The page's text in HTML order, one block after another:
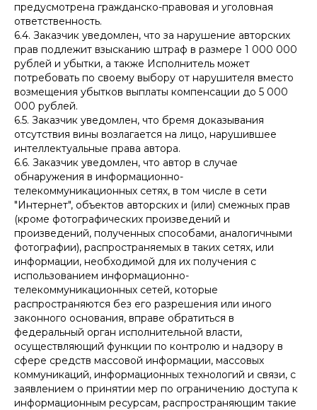
предусмотрена гражданско-правовая и уголовная
ответственность.
6.4. Заказчик уведомлен, что за нарушение авторских
прав подлежит взысканию штраф в размере 1 000 000
рублей и убытки, а также Исполнитель может
потребовать по своему выбору от нарушителя вместо
возмещения убытков выплаты компенсации до 5 000
000 рублей.
6.5. Заказчик уведомлен, что бремя доказывания
отсутствия вины возлагается на лицо, нарушившее
интеллектуальные права автора.
6.6. Заказчик уведомлен, что автор в случае
обнаружения в информационно-
телекоммуникационных сетях, в том числе в сети
"Интернет", объектов авторских и (или) смежных прав
(кроме фотографических произведений и
произведений, полученных способами, аналогичными
фотографии), распространяемых в таких сетях, или
информации, необходимой для их получения с
использованием информационно-
телекоммуникационных сетей, которые
распространяются без его разрешения или иного
законного основания, вправе обратиться в
федеральный орган исполнительной власти,
осуществляющий функции по контролю и надзору в
сфере средств массовой информации, массовых
коммуникаций, информационных технологий и связи, с
заявлением о принятии мер по ограничению доступа к
информационным ресурсам, распространяющим такие